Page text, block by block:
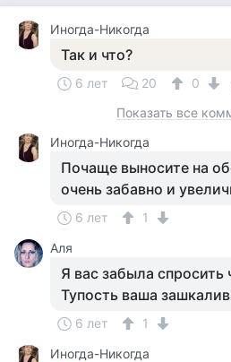
Иногда-Никогда
Так и что?
6 лет 20
0
Показать все
Иногда-Никогда
Почаще выносите на
очень забавно и
6 лет
1
Аля
Я вас забыла спросить
Тупость ваша
6 лет
1
Иногда-Никогда